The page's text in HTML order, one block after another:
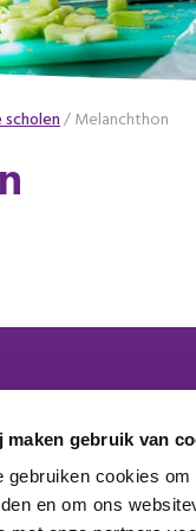
maken gebruik van
gebruiken cookies
en om ons
scholen/Melanchthon